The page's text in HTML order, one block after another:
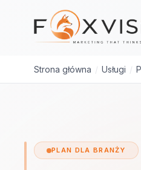
Przejdź do treści głównej
Strona główna / Usługi /
PLAN DLA BRANŻY